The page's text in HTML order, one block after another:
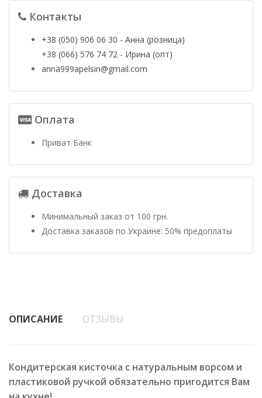
Контакты
+38 (050) 906 06 30 - Анна (розница)
+38 (066) 576 74 72 - Ирина (опт)
anna999apelsin@gmail.com
Оплата
Приват Банк
Доставка
Минимальный заказ от 100 грн.
Доставка заказов по Украине: 50% предоплаты
ОПИСАНИЕ ОТЗЫВЫ
Кондитерская кисточка с натуральным ворсом и
пластиковой ручкой обязательно пригодится Вам